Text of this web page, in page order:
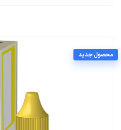
محصول جدید